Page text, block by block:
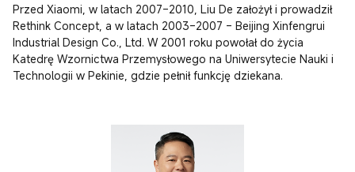
Przed Xiaomi, w latach 2007–2010, Liu De założył i prowadził
Rethink Concept, a w latach 2003–2007 – Beijing Xinfengrui
Industrial Design Co., Ltd. W 2001 roku powołał do życia
Katedrę Wzornictwa Przemysłowego na Uniwersytecie Nauki i
Technologii w Pekinie, gdzie pełnił funkcję dziekana.